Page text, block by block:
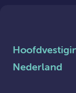
Nederland